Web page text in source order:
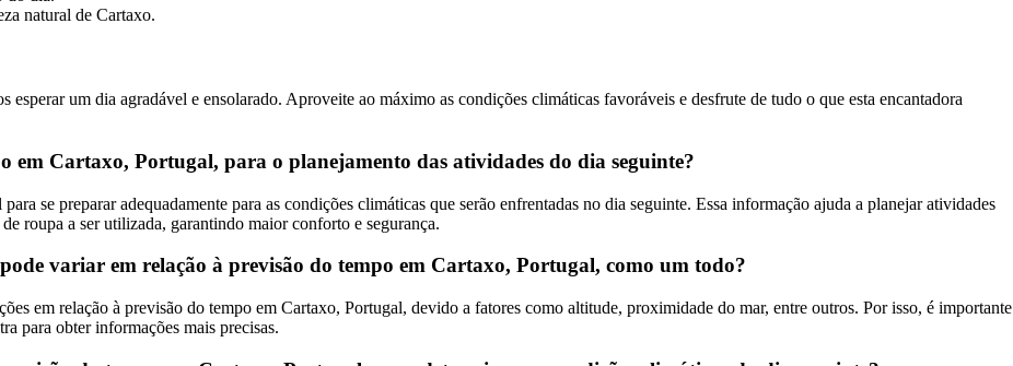
natural de Cartaxo.
esperar um dia agradável e ensolarado. Aproveite ao máximo as condições climáticas favoráveis e desfrute de tudo o que esta encantadora
Cartaxo, Portugal, para o planejamento das atividades do dia seguinte?
se preparar adequadamente para as condições climáticas que serão enfrentadas no dia seguinte. Essa informação ajuda a planejar atividades
roupa a ser utilizada, garantindo maior conforto e segurança.
variar em relação à previsão do tempo em Cartaxo, Portugal, como um todo?
em relação à previsão do tempo em Cartaxo, Portugal, devido a fatores como altitude, proximidade do mar, entre outros. Por isso, é importante
para obter informações mais precisas.